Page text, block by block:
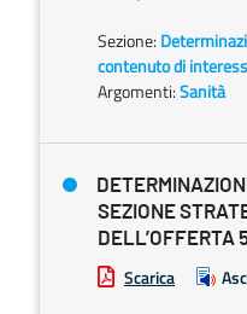
Sezione:
contenuto di
Argomenti:Sanità
SEZIONE
DELL’OFFERTA
Scarica